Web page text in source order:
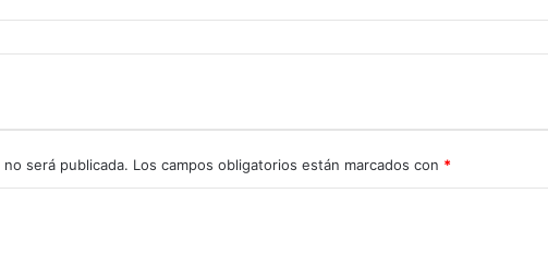
será publicada. Los campos obligatorios están marcados con *